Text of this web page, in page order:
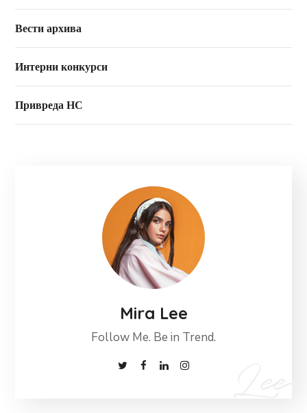
Вести архива
Интерни конкурси
Привреда НС
Mira Lee
Follow Me. Be in Trend.